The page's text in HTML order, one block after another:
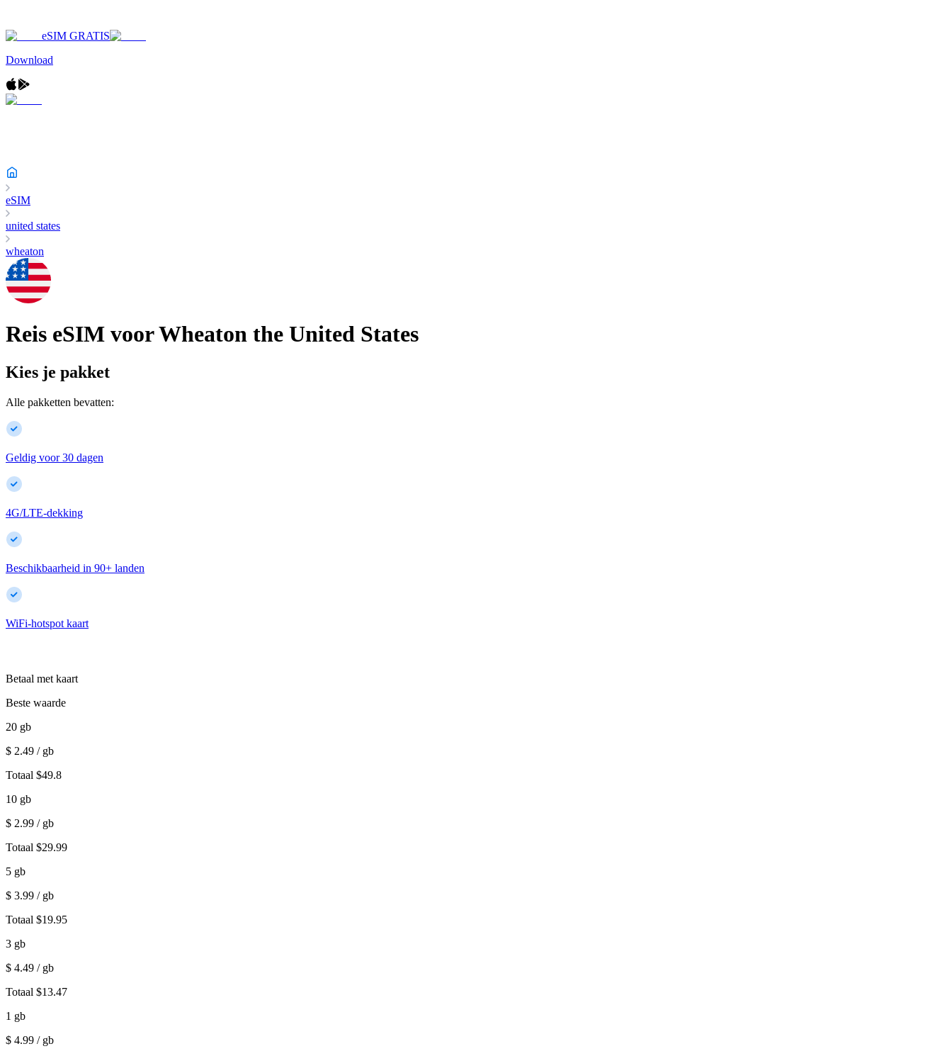
eSIM GRATIS
Download
eSIM
united states
wheaton
Reis eSIM voorWheaton the United States
Kies je pakket
Alle pakketten bevatten:
Geldig voor 30 dagen
4G/LTE-dekking
Beschikbaarheid in 90+ landen
WiFi-hotspot kaart
Betaal met kaart
Beste waarde
20 gb
$ 2.49 / gb
Totaal $49.8
10 gb
$ 2.99 / gb
Totaal $29.99
5 gb
$ 3.99 / gb
Totaal $19.95
3 gb
$ 4.49 / gb
Totaal $13.47
1 gb
$ 4.99 / gb